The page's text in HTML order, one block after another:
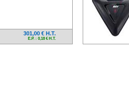
301,00 € H.T.
E.P. : 0,18 € H.T.